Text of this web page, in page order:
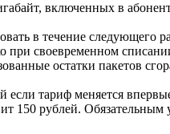
включенных в
в течение следующего
при своевременном
остатки пакетов
если тариф меняется
150 рублей.